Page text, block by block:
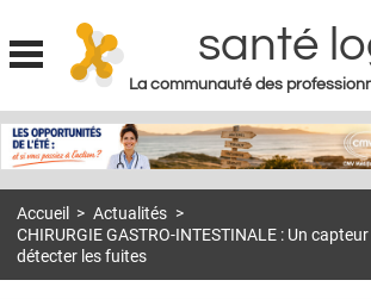
Jump to navigation
santé
La communauté des
MON COMPTE
S'ABONNER À LA REVUE SOIN À DOMICILE
Accueil > Actualités >
CHIRURGIE GASTRO-INTESTINALE : Un
détecter les fuites